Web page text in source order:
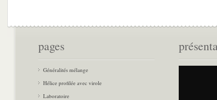
pages
Généralités mélange
Hélice profilée avec virole
Laboratoire